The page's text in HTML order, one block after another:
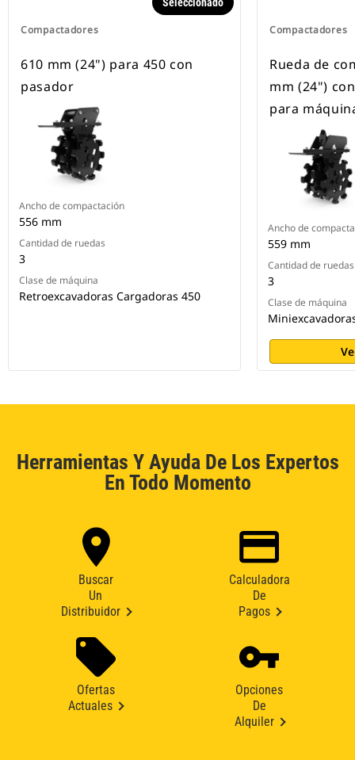
Compactadores
Seleccionado
610 mm (24") para 450 con
pasador
Ancho de compactación
556 mm
Cantidad de ruedas
3
Clase de máquina
Retroexcavadoras Cargadoras 450
Compactadores
Rueda de
mm (24")
para
Ancho de
559 mm
Cantidad de ruedas
3
Clase de máquina
Herramientas Y Ayuda De Los Expertos
En Todo Momento
Buscar
Un
Distribuidor
Calculadora
De
Pagos
Ofertas
Actuales
Opciones
De
Alquiler